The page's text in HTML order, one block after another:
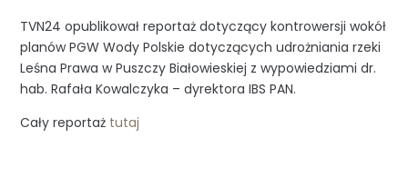
TVN24 opublikował reportaż dotyczący kontrowersji wokół
planów PGW Wody Polskie dotyczących udrożniania rzeki
Leśna Prawa w Puszczy Białowieskiej z wypowiedziami dr.
hab. Rafała Kowalczyka – dyrektora IBS PAN.
Cały reportaż tutaj